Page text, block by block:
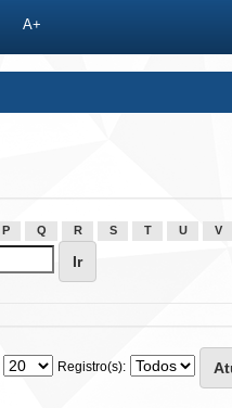
A+
P Q R S T U V
Registro(s):